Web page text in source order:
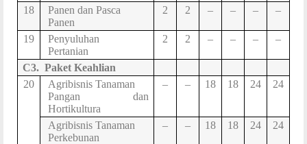
18
Panen dan Pasca
Panen
2 2 – – – –
19
Penyuluhan
Pertanian
2 2 – – – –
C3. Paket Keahlian
20
Agribisnis Tanaman
Pangan dan
Hortikultura
– – 18 18 24 24
Agribisnis Tanaman
Perkebunan
– – 18 18 24 24